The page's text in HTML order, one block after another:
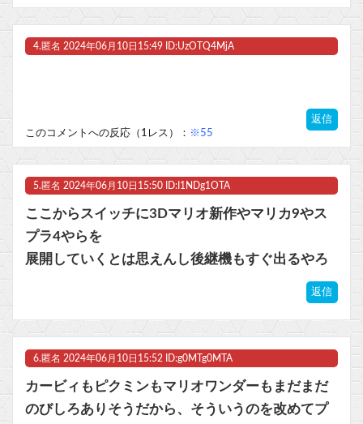
4. 匿名 2024年06月10日15:49 ID:UzOTQ4MjA
返信
このコメントへの反応（1レス）： ※55
5. 匿名 2024年06月10日15:50 ID:I1NDg1OTA
ここからスイッチに3Dマリオ新作やマリカ9やス
プラ4やらを
展開していくとは思えんし後継機もすぐ出るやろ
返信
6. 匿名 2024年06月10日15:52 ID:g0MTg0MTA
カービィもピクミンもマリオワンダーもまだまだ
のびしろありそうだから、そういうのを改めてプ